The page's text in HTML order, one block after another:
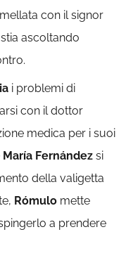
con il signor
stia ascoltando
i problemi di
con il dottor
medica per i suoi
María Fernández si
della valigetta
Rómulo mette
a prendere